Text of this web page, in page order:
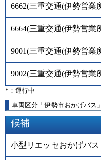
6662(三重交通(伊勢営業
6664(三重交通(伊勢営業
9001(三重交通(伊勢営業
9002(三重交通(伊勢営業
*：運行中
車両区分「伊勢市おかげバス
候補
小型リエッセおかげバス